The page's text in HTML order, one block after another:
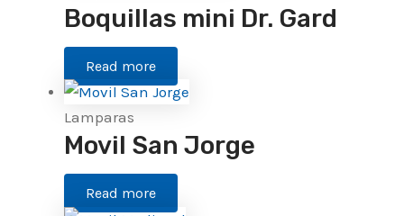
Boquillas mini Dr. Gard
Read more
Lamparas
Movil San Jorge
Read more